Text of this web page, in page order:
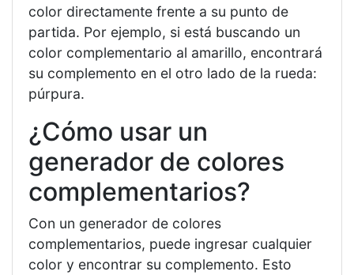
color directamente frente a su punto de
partida. Por ejemplo, si está buscando un
color complementario al amarillo, encontrará
su complemento en el otro lado de la rueda:
púrpura.
¿Cómo usar un
generador de colores
complementarios?
Con un generador de colores
complementarios, puede ingresar cualquier
color y encontrar su complemento. Esto